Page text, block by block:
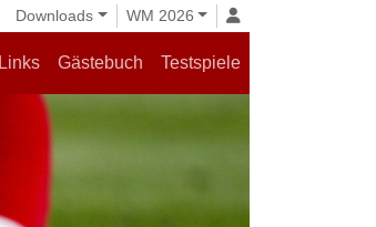
Downloads WM 2026
Links Gästebuch Testspiele